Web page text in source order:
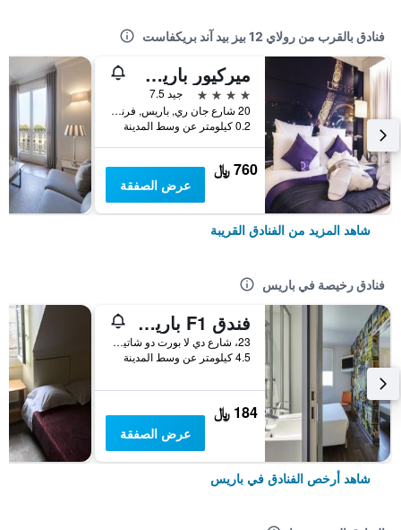
فنادق بالقرب من رولاي 12 بيز بيد آند بريكفاست
ميركيور باريس سنتر برج إيفل
4 نجوم
جيد 7.5
20 شارع جان ري, باريس, فرنسا
0.2 كيلومتر عن وسط المدينة
760 ﷼
عرض الصفقة
شاهد المزيد من الفنادق القريبة
فنادق رخيصة في باريس
فندق F1 باريس بورت دو شاتيلون
23، شارع دي لا بورت دو شاتيلون, باريس, فرنسا
4.5 كيلومتر عن وسط المدينة
184 ﷼
عرض الصفقة
شاهد أرخص الفنادق في باريس